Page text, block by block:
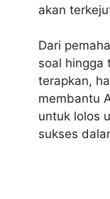
akan
Dari
soal hingga
terapkan,
membantu
untuk lolos
sukses